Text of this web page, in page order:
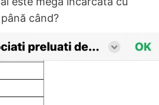
când?